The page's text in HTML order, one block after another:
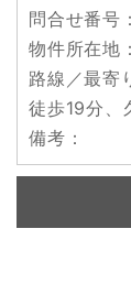
問合せ番号
物件所在地
路線／最寄
徒歩19分
備考 ：